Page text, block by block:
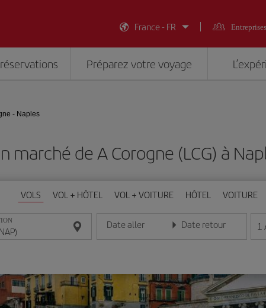
France - FR
Entreprises
Préparez votre voyage
- Naples
marché de A Corogne (LCG) à
VOLS VOL + HÔTEL VOL + VOITURE HÔTEL VOITURE
Date aller
Entrez la date au format jour/mois/année
Date retour
Entrez la date au format 1